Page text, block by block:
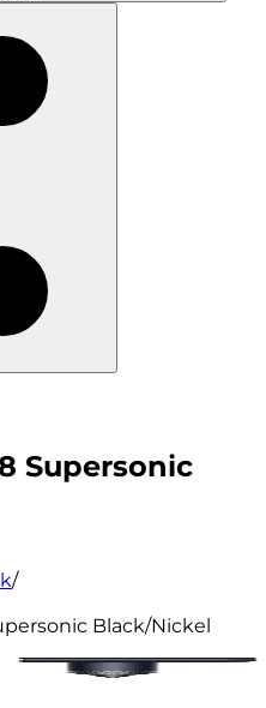
Supersonic
/
Black/Nickel